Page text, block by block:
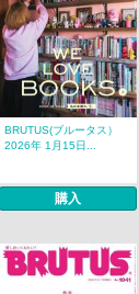
BRUTUS(ブルータス）
2026年 1月15日...
購入